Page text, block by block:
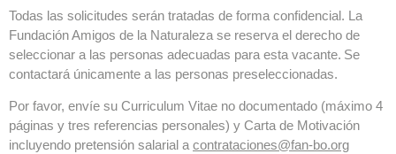
Todas las solicitudes serán tratadas de forma confidencial. La
Fundación Amigos de la Naturaleza se reserva el derecho de
seleccionar a las personas adecuadas para esta vacante. Se
contactará únicamente a las personas preseleccionadas.
Por favor, envíe su Curriculum Vitae no documentado (máximo 4
páginas y tres referencias personales) y Carta de Motivación
incluyendo pretensión salarial a contrataciones@fan-bo.org